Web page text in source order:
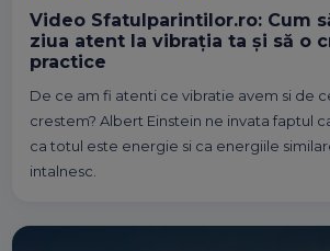
Video Sfatulparintilor.ro: Cum
ziua atent la vibrația ta și să o
practice
De ce am fi atenti ce vibratie avem si de
crestem? Albert Einstein ne invata faptul
ca totul este energie si ca energiile
intalnesc.